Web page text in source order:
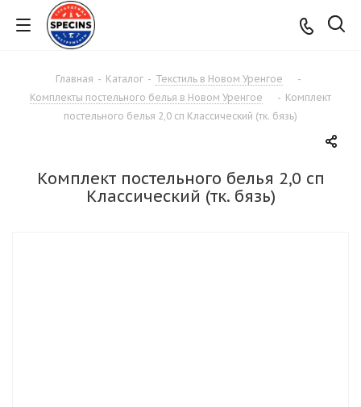
Главная - Каталог - Текстиль в Новом Уренгое
-
Комплекты постельного белья в Новом Уренгое
- Комплект
постельного белья 2,0 сп Классический (тк. бязь)
Комплект постельного белья 2,0 сп
Классический (тк. бязь)